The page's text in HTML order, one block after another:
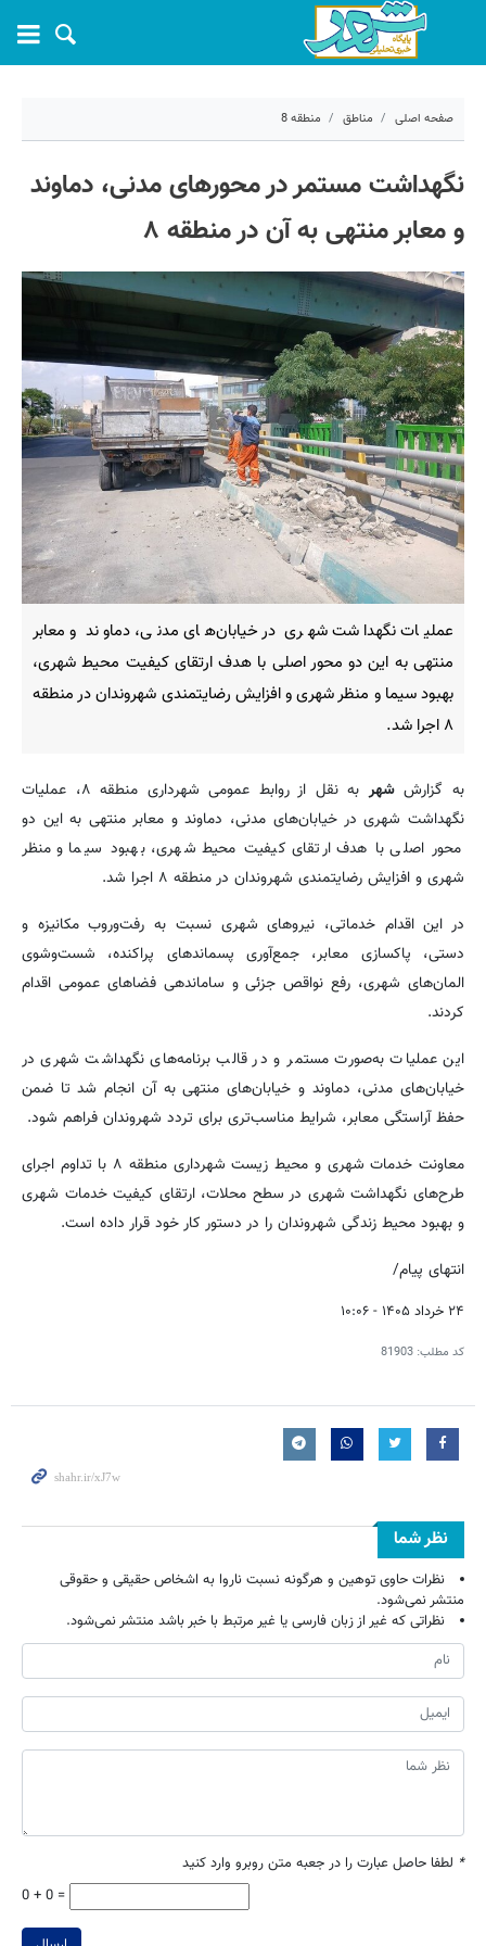
صفحه اصلی مناطق منطقه 8
کد مطلب:
نگهداشت مستمر در محورهای مدنی، دماوند
و معابر منتهی به آن در منطقه ۸
عملیات نگهداشت شهری در خیابان‌های مدنی، دماوند و معابر
منتهی به این دو محور اصلی با هدف ارتقای کیفیت محیط شهری،
بهبود سیما و منظر شهری و افزایش رضایتمندی شهروندان در منطقه
۸ اجرا شد.
به گزارششهر
به نقل از روابط عمومی شهرداری منطقه ۸، عملیات
نگهداشت شهری در خیابان‌های مدنی، دماوند و معابر منتهی به این دو
محور اصلی با هدف ارتقای کیفیت محیط شهری، بهبود سیما و منظر
شهری و افزایش رضایتمندی شهروندان در منطقه ۸ اجرا شد.
در این اقدام خدماتی، نیروهای شهری نسبت به رفت‌وروب مکانیزه و
دستی، پاکسازی معابر، جمع‌آوری پسماندهای پراکنده، شست‌وشوی
المان‌های شهری، رفع نواقص جزئی و ساماندهی فضاهای عمومی اقدام
کردند.
این عملیات به‌صورت مستمر و در قالب برنامه‌های نگهداشت شهری در
خیابان‌های مدنی، دماوند و خیابان‌های منتهی به آن انجام شد تا ضمن
حفظ آراستگی معابر، شرایط مناسب‌تری برای تردد شهروندان فراهم شود.
معاونت خدمات شهری و محیط زیست شهرداری منطقه ۸ با تداوم اجرای
طرح‌های نگهداشت شهری در سطح محلات، ارتقای کیفیت خدمات شهری
و بهبود محیط زندگی شهروندان را در دستور کار خود قرار داده است.
انتهای پیام/
۲۴ خرداد ۱۴۰۵ - ۱۰:۰۶
کد مطلب: 81903
نظر شما
نظرات حاوی توهین و هرگونه نسبت ناروا به اشخاص حقیقی و حقوقی
منتشر نمی‌شود.
نظراتی که غیر از زبان فارسی یا غیر مرتبط با خبر باشد منتشر نمی‌شود.
* لطفا حاصل عبارت را در جعبه متن روبرو وارد کنید
0 + 0 =